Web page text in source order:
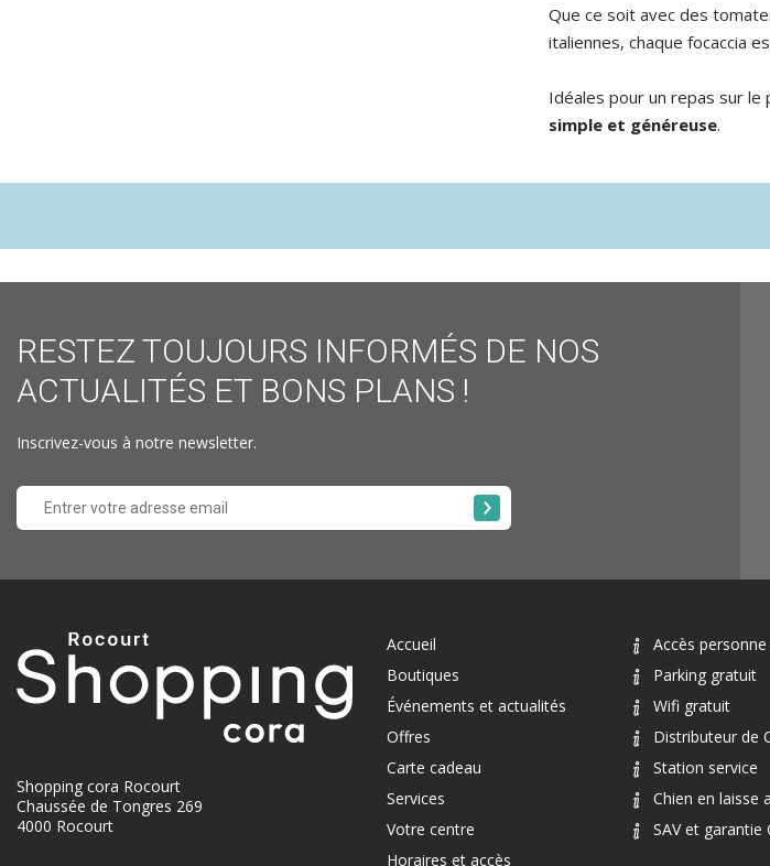
Que ce soit avec des
italiennes, chaque focaccia
Idéales pour un repas sur
simple et généreuse.
RESTEZ TOUJOURS INFORMÉS DE NOS
ACTUALITÉS ET BONS PLANS !
Inscrivez-vous à notre newsletter.
Shopping cora Rocourt
Chaussée de Tongres 269
4000 Rocourt
Accueil
Boutiques
Événements et actualités
Offres
Carte cadeau
Services
Votre centre
Horaires et accès
Accès
Parking gratuit
Wifi gratuit
Distributeur de
Station service
Chien en laisse
SAV et garantie